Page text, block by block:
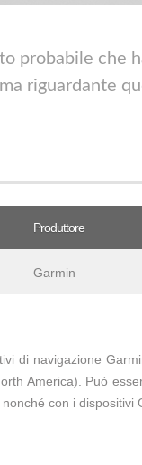
probabile che
riguardante
Produttore
Garmin
di navigazione
America). Può
con i dispositivi